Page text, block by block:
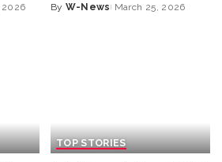
2026 By W-News March 25, 2026
TOP STORIES